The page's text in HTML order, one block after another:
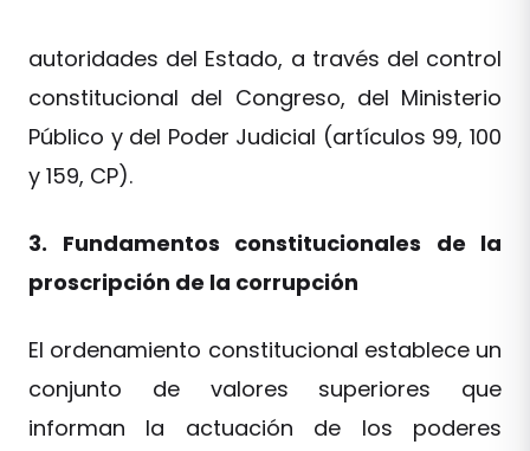
autoridades del Estado, a través del control
constitucional del Congreso, del Ministerio
Público y del Poder Judicial (artículos 99, 100
y 159, CP).
3. Fundamentos constitucionales de la
proscripción de la corrupción
El ordenamiento constitucional establece un
conjunto de valores superiores que
informan la actuación de los poderes